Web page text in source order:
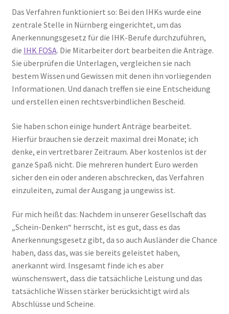
Das Verfahren funktioniert so: Bei den IHKs wurde eine
zentrale Stelle in Nürnberg eingerichtet, um das
Anerkennungsgesetz für die IHK-Berufe durchzuführen,
die IHK FOSA. Die Mitarbeiter dort bearbeiten die Anträge.
Sie überprüfen die Unterlagen, vergleichen sie nach
bestem Wissen und Gewissen mit denen ihn vorliegenden
Informationen. Und danach treffen sie eine Entscheidung
und erstellen einen rechtsverbindlichen Bescheid.
Sie haben schon einige hundert Anträge bearbeitet.
Hierfür brauchen sie derzeit maximal drei Monate; ich
denke, ein vertretbarer Zeitraum. Aber kostenlos ist der
ganze Spaß nicht. Die mehreren hundert Euro werden
sicher den ein oder anderen abschrecken, das Verfahren
einzuleiten, zumal der Ausgang ja ungewiss ist.
Für mich heißt das: Nachdem in unserer Gesellschaft das
„Schein-Denken“ herrscht, ist es gut, dass es das
Anerkennungsgesetz gibt, da so auch Ausländer die Chance
haben, dass das, was sie bereits geleistet haben,
anerkannt wird. Insgesamt finde ich es aber
wünschenswert, dass die tatsächliche Leistung und das
tatsächliche Wissen stärker berücksichtigt wird als
Abschlüsse und Scheine.